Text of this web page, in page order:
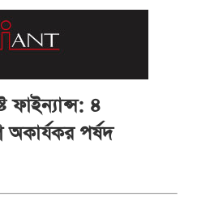
ফাইন্যান্স: ৪
অকার্যকর পর্ষদ